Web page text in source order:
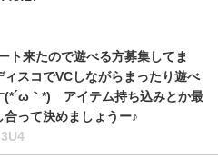
ト来たので遊べる方募集してま
スコでVCしながらまったり遊べ
(*´ω｀*) アイテム持ち込みとか最
合って決めましょうー♪